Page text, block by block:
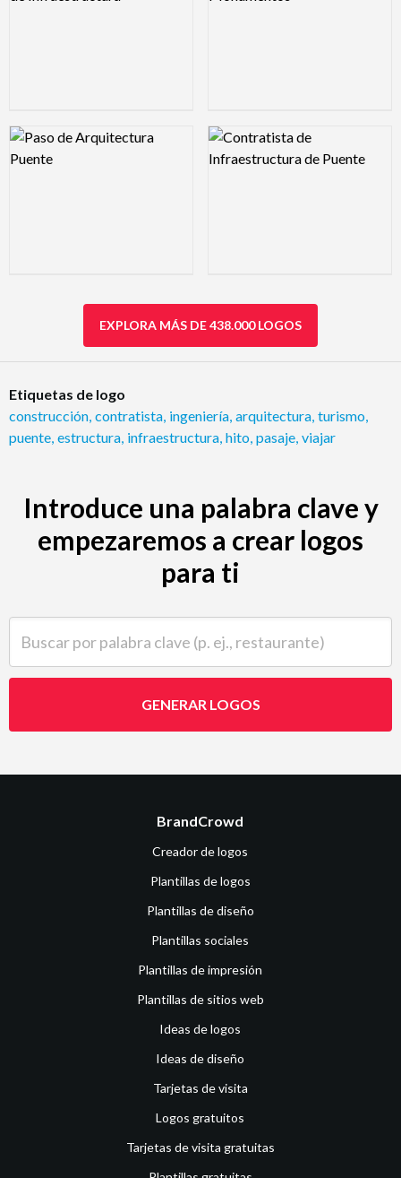
Logo Preview Image Logo Preview Image
EXPLORA MÁS DE 438.000 LOGOS
Etiquetas de logo
construcción contratista ingeniería arquitectura turismo
puente estructura infraestructura hito pasaje viajar
Introduce una palabra clave y
empezaremos a crear logos
para ti
GENERAR LOGOS
BrandCrowd
Creador de logos
Plantillas de logos
Plantillas de diseño
Plantillas sociales
Plantillas de impresión
Plantillas de sitios web
Ideas de logos
Ideas de diseño
Tarjetas de visita
Logos gratuitos
Tarjetas de visita gratuitas